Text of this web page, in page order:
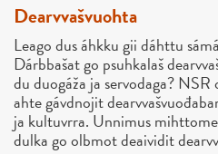
Dearvvašvuohta
Leago dus áhkku gii dáhttu
Dárbbašat go psuhkalaš
du duogáža ja servodaga?
ahte gávdnojit
ja kultuvrra. Unnimus
dulka go olbmot deaividit